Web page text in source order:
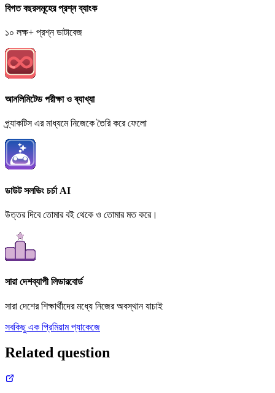
বিগত বছরসমূহের প্রশ্ন ব্যাংক
১০ লক্ষ+ প্রশ্ন ডাটাবেজ
আনলিমিটেড পরীক্ষা ও ব্যাখ্যা
প্র্যাকটিস এর মাধ্যমে নিজেকে তৈরি করে ফেলো
ডাউট সলভিং চর্চা AI
উত্তর দিবে তোমার বই থেকে ও তোমার মত করে।
সারা দেশব্যাপী লিডারবোর্ড
সারা দেশের শিক্ষার্থীদের মধ্যে নিজের অবস্থান যাচাই
সবকিছু এক প্রিমিয়াম প্যাকেজে
Related question